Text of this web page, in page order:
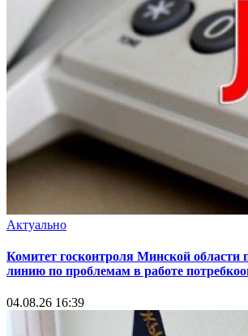
Актуально
Комитет госконтроля Минской области
линию по проблемам в работе
04.08.26 16:39